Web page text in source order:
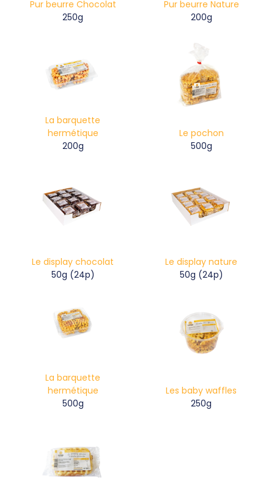
Pur beurre Chocolat
250g
Pur beurre Nature
200g
La barquette
hermétique
200g
Le pochon
500g
Le display chocolat
50g (24p)
Le display nature
50g (24p)
La barquette
hermétique
500g
Les baby waffles
250g